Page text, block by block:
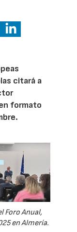
citará a
formato
Foro Anual,
en Almería.